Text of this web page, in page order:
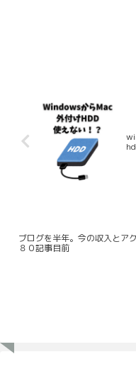
ブログを半年。今の収入とア
８０記事目前